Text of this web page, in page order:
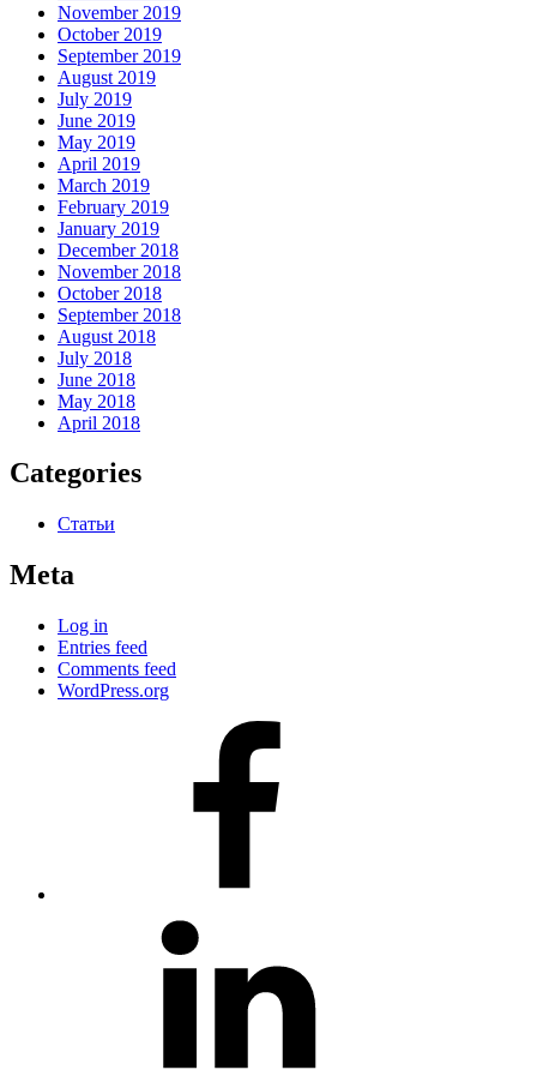
November 2019
October 2019
September 2019
August 2019
July 2019
June 2019
May 2019
April 2019
March 2019
February 2019
January 2019
December 2018
November 2018
October 2018
September 2018
August 2018
July 2018
June 2018
May 2018
April 2018
Categories
Статьи
Meta
Log in
Entries feed
Comments feed
WordPress.org